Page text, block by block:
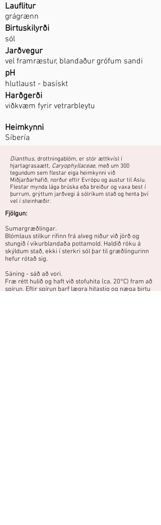
Lauflitur
grágrænn
Birtuskilyrði
sól
Jarðvegur
vel framræstur, blandaður grófum sandi
pH
hlutlaust - basískt
Harðgerði
viðkvæm fyrir vetrarbleytu
Heimkynni
Síbería
Dianthus, drottningablóm, er stór ættkvísl í
hjartagrasaætt, Caryophyllaceae, með um 300
tegundum sem flestar eiga heimkynni við
Miðjarðarhafið, norður eftir Evrópu og austur til Asíu.
Flestar mynda lága brúska eða breiður og vaxa best í
þurrum, grýttum jarðvegi á sólríkum stað og henta því
vel í steinhæðir.
Fjölgun:
Sumargræðlingar.
Blómlaus stilkur rifinn frá alveg niður við jörð og
stungið í vikurblandaða pottamold. Haldið röku á
skýldum stað, ekki í sterkri sól þar til græðlingurinn
hefur rótað sig.
Sáning - sáð að vori.
Fræ rétt hulið og haft við stofuhita (ca. 20°C) fram að
spírun. Eftir spírun þarf lægra hitastig og næga birtu